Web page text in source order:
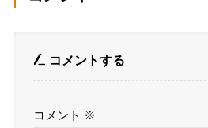
コメントする
コメント ※